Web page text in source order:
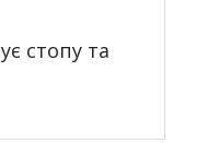
стопу та